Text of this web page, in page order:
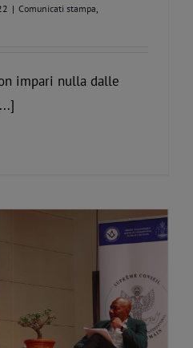
| Comunicati stampa,
impari nulla dalle